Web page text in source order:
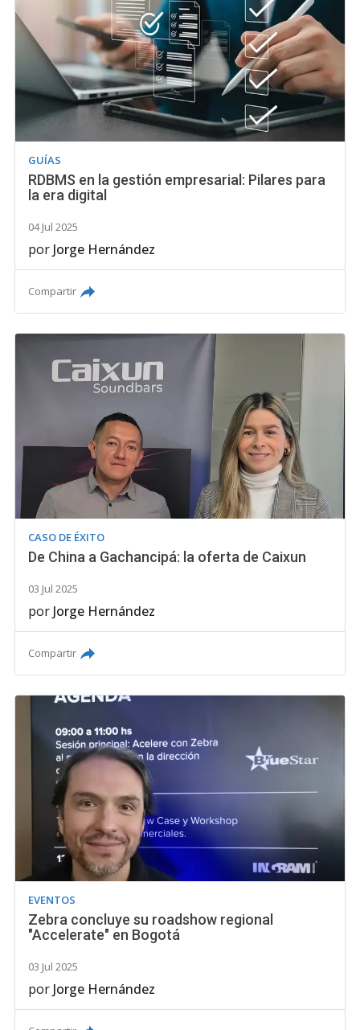
GUÍAS
RDBMS en la gestión empresarial: Pilares para
la era digital
04 Jul 2025
por Jorge Hernández
Compartir
CASO DE ÉXITO
De China a Gachancipá: la oferta de Caixun
03 Jul 2025
por Jorge Hernández
Compartir
EVENTOS
Zebra concluye su roadshow regional
"Accelerate" en Bogotá
03 Jul 2025
por Jorge Hernández